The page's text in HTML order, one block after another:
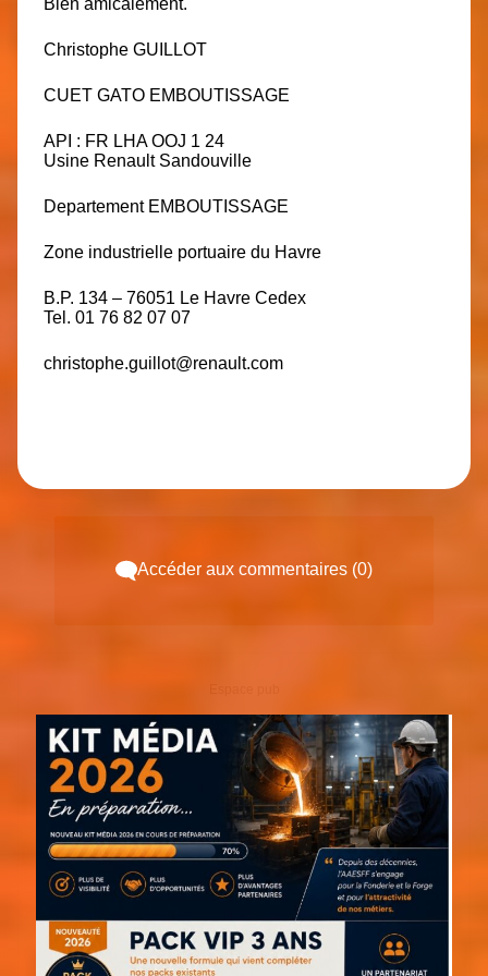
Christophe GUILLOT
CUET GATO EMBOUTISSAGE
API : FR LHA OOJ 1 24
Usine Renault Sandouville
Departement EMBOUTISSAGE
Zone industrielle portuaire du Havre
B.P. 134 – 76051 Le Havre Cedex
Tel. 01 76 82 07 07
christophe.guillot@renault.com
Accéder aux commentaires (0)